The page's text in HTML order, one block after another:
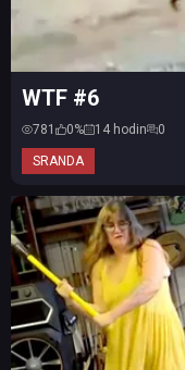
SRANDA
WTF #6
781 0% 14 hodin 0